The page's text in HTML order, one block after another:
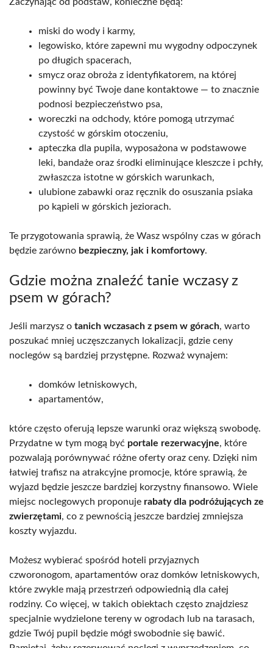
miski do wody i karmy,
legowisko, które zapewni mu wygodny odpoczynek
po długich spacerach,
smycz oraz obroża z identyfikatorem, na której
powinny być Twoje dane kontaktowe — to znacznie
podnosi bezpieczeństwo psa,
woreczki na odchody, które pomogą utrzymać
czystość w górskim otoczeniu,
apteczka dla pupila, wyposażona w podstawowe
leki, bandaże oraz środki eliminujące kleszcze i pchły,
zwłaszcza istotne w górskich warunkach,
ulubione zabawki oraz ręcznik do osuszania psiaka
po kąpieli w górskich jeziorach.
Te przygotowania sprawią, że Wasz wspólny czas w górach
będzie zarówno bezpieczny, jak i komfortowy.
Gdzie można znaleźć tanie wczasy z
psem w górach?
Jeśli marzysz o tanich wczasach z psem w górach, warto
poszukać mniej uczęszczanych lokalizacji, gdzie ceny
noclegów są bardziej przystępne. Rozważ wynajem:
domków letniskowych,
apartamentów,
które często oferują lepsze warunki oraz większą swobodę.
Przydatne w tym mogą być portale rezerwacyjne, które
pozwalają porównywać różne oferty oraz ceny. Dzięki nim
łatwiej trafisz na atrakcyjne promocje, które sprawią, że
wyjazd będzie jeszcze bardziej korzystny finansowo. Wiele
miejsc noclegowych proponuje rabaty dla podróżujących ze
zwierzętami, co z pewnością jeszcze bardziej zmniejsza
koszty wyjazdu.
Możesz wybierać spośród hoteli przyjaznych
czworonogom, apartamentów oraz domków letniskowych,
które zwykle mają przestrzeń odpowiednią dla całej
rodziny. Co więcej, w takich obiektach często znajdziesz
specjalnie wydzielone tereny w ogrodach lub na tarasach,
gdzie Twój pupil będzie mógł swobodnie się bawić.